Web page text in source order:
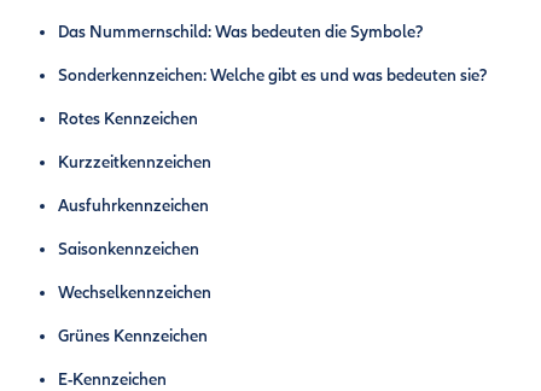
Das Nummernschild: Was bedeuten die Symbole?
Sonderkennzeichen: Welche gibt es und was bedeuten sie?
Rotes Kennzeichen
Kurzzeitkennzeichen
Ausfuhrkennzeichen
Saisonkennzeichen
Wechselkennzeichen
Grünes Kennzeichen
E-Kennzeichen